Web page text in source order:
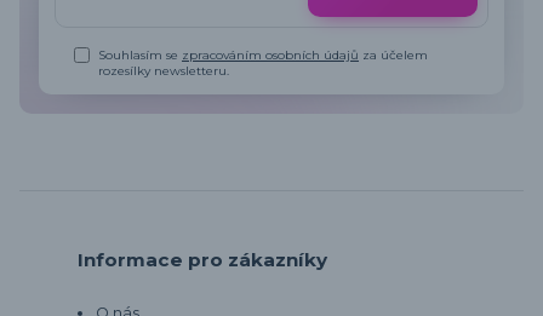
Souhlasím se zpracováním osobních údajů za účelem
rozesílky newsletteru.
Informace pro zákazníky